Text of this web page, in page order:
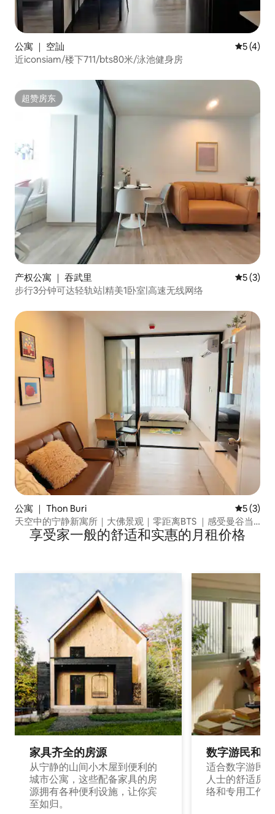
公寓 ｜ 空訕 平均评分
5 (4)
近iconsiam/楼下711/bts80米/泳池健身房
超赞房东
超赞房东
产权公寓 ｜ 吞武里 平均评分
5 (3)
步行3分钟可达轻轨站|精美1卧室|高速无线网络
公寓 ｜ Thon Buri 平均评分
5 (3)
天空中的宁静新寓所｜大佛景观｜零距离BTS ｜感受曼谷当
地生活气息
享受家一般的舒适和实惠的月租价格
家具齐全的房源
从宁静的山间小木屋到便利的
城市公寓，这些配备家具的房
源拥有各种便利设施，让你宾
至如归。
数字游民和
适合数字游民
人士的舒适房
络和专用工作